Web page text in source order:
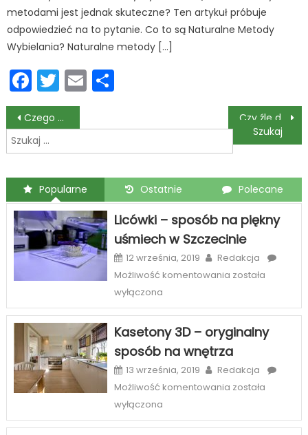
metodami jest jednak skuteczne? Ten artykuł próbuje
odpowiedzieć na to pytanie. Co to są Naturalne Metody
Wybielania? Naturalne metody […]
Facebook
Twitter
Email
Nawigacja
wpisu
Czego nie wolno robić po wszczepieniu implantu zęba?
Szukaj:
Popularne Ostatnie Polecane
Licówki – sposób na piękny
uśmiech w Szczecinie
12 września, 2019
Redakcja
Możliwość komentowania Licówki
sposób
piękny
uśmiech
w
Szczecinie
została
wyłączona
Kasetony 3D – oryginalny
sposób na wnętrza
13 września, 2019
Redakcja
Możliwość komentowania Kasetony
–
została
wyłączona